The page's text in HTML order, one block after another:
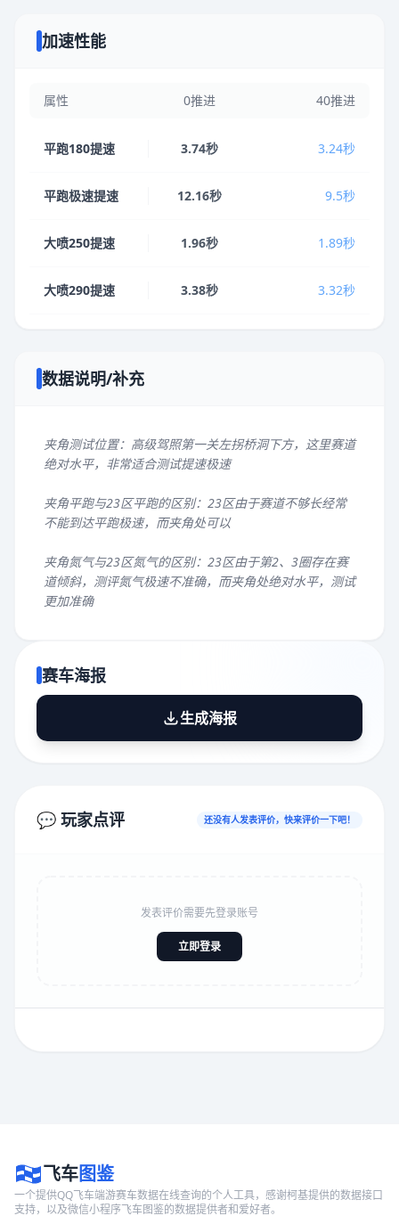
加速性能
属性 0推进 40推进
平跑180提速 3.74秒 3.24秒
平跑极速提速 12.16秒 9.5秒
大喷250提速 1.96秒 1.89秒
大喷290提速 3.38秒 3.32秒
数据说明/补充
夹角测试位置：高级驾照第一关左拐桥洞下方，这里赛道
绝对水平，非常适合测试提速极速
夹角平跑与23区平跑的区别：23区由于赛道不够长经常
不能到达平跑极速，而夹角处可以
夹角氮气与23区氮气的区别：23区由于第2、3圈存在赛
道倾斜，测评氮气极速不准确，而夹角处绝对水平，测试
更加准确
赛车海报
生成海报
💬 玩家点评 还没有人发表评价，快来评价一下吧！
发表评价需要先登录账号
立即登录
飞车图鉴
一个提供QQ飞车端游赛车数据在线查询的个人工具，感谢柯基提供的数据接口
支持，以及微信小程序飞车图鉴的数据提供者和爱好者。